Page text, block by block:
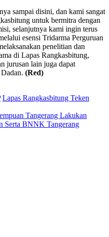
sampai disini, dan kami sangat
untuk bermitra dengan
selanjutnya kami ingin terus
esensi Tridarma Perguruan
penelitian dan
di Lapas Rangkasbitung,
jurusan lain juga dapat
(Red)
Lapas Rangkasbitung Teken
Tangerang Lakukan
Serta BNNK Tangerang